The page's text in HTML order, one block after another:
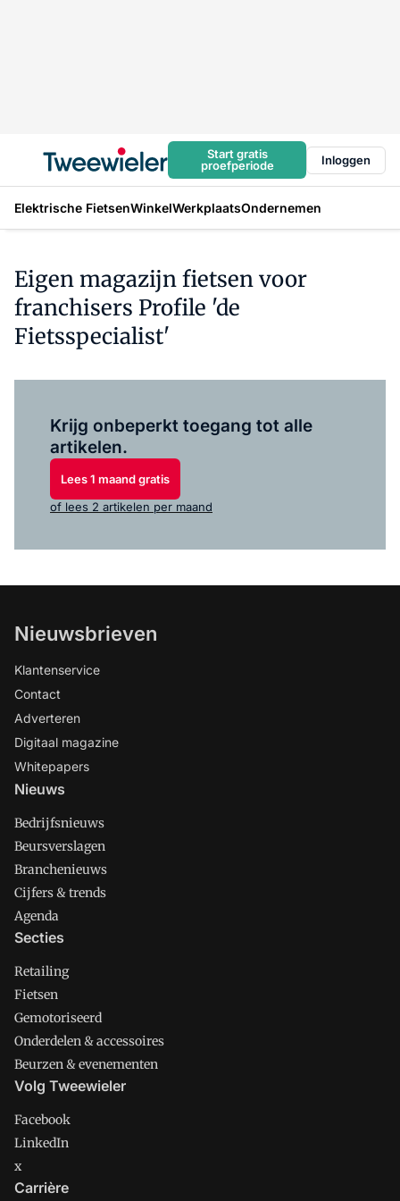
Start gratis
proefperiode
Inloggen
Elektrische FietsenWinkelWerkplaatsOndernemen
Eigen magazijn fietsen voor
franchisers Profile 'de
Fietsspecialist'
Krijg onbeperkt toegang tot alle
artikelen.
Lees 1 maand gratis
of lees 2 artikelen per maand
Nieuwsbrieven
Klantenservice
Contact
Adverteren
Digitaal magazine
Whitepapers
Nieuws
Bedrijfsnieuws
Beursverslagen
Branchenieuws
Cijfers & trends
Agenda
Secties
Retailing
Fietsen
Gemotoriseerd
Onderdelen & accessoires
Beurzen & evenementen
Volg Tweewieler
Facebook
LinkedIn
x
Carrière